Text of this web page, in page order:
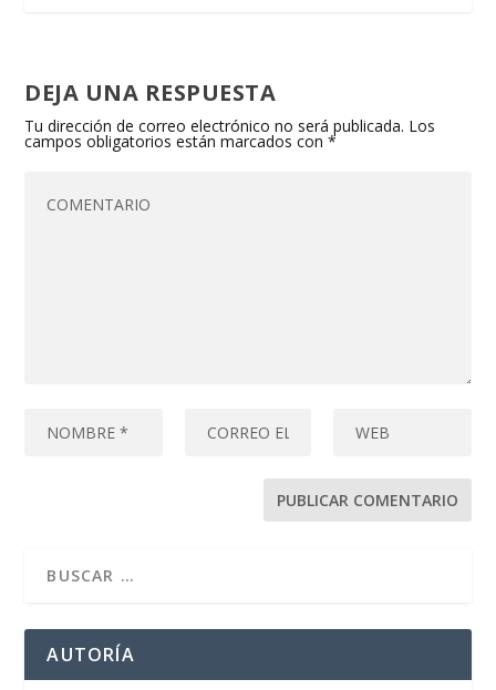
DEJA UNA RESPUESTA
Tu dirección de correo electrónico no será publicada. Los
campos obligatorios están marcados con*
AUTORÍA